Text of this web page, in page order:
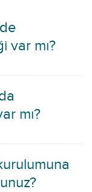
var mı?
mı?